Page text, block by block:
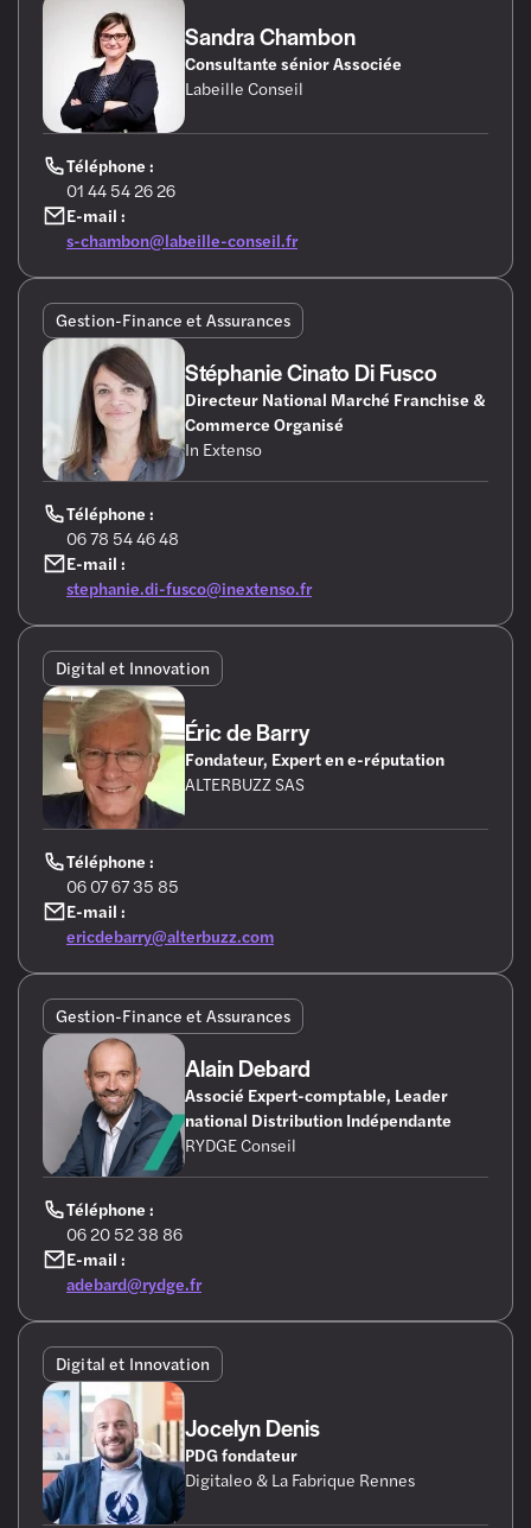
Sandra Chambon
Consultante sénior Associée
Labeille Conseil
Téléphone :
01 44 54 26 26
E-mail :
s-chambon@labeille-conseil.fr
Gestion-Finance et Assurances
Stéphanie Cinato Di Fusco
Directeur National Marché Franchise &
Commerce Organisé
In Extenso
Téléphone :
06 78 54 46 48
E-mail :
stephanie.di-fusco@inextenso.fr
Digital et Innovation
Éric de Barry
Fondateur, Expert en e-réputation
ALTERBUZZ SAS
Téléphone :
06 07 67 35 85
E-mail :
ericdebarry@alterbuzz.com
Gestion-Finance et Assurances
Alain Debard
Associé Expert-comptable, Leader
national Distribution Indépendante
RYDGE Conseil
Téléphone :
06 20 52 38 86
E-mail :
adebard@rydge.fr
Digital et Innovation
Jocelyn Denis
PDG fondateur
Digitaleo & La Fabrique Rennes